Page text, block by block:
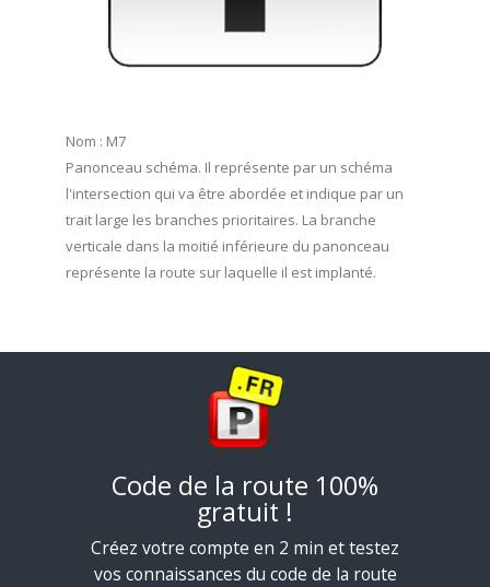
Nom : M7
Panonceau schéma. Il représente par un schéma
l'intersection qui va être abordée et indique par un
trait large les branches prioritaires. La branche
verticale dans la moitié inférieure du panonceau
représente la route sur laquelle il est implanté.
Code de la route 100%
gratuit !
Créez votre compte en 2 min et testez
vos connaissances du code de la route